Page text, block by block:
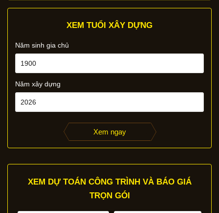
XEM TUỔI XÂY DỰNG
Năm sinh gia chủ
Năm xây dựng
Xem ngay
XEM DỰ TOÁN CÔNG TRÌNH VÀ BÁO GIÁ
TRỌN GÓI